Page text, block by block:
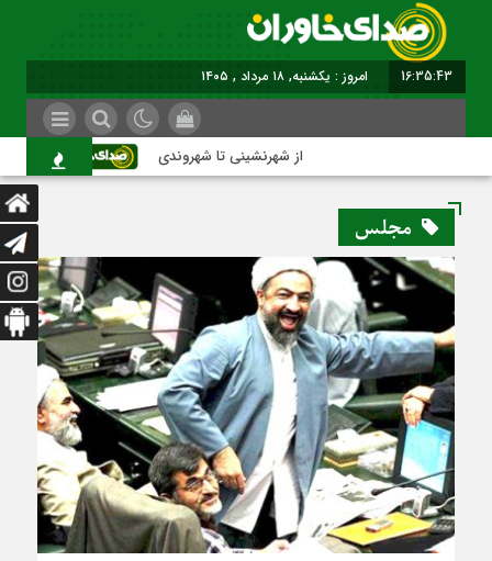
16:35:44 برابر با : Sunday - 9 August - 2026
از شهرنشینی تا شهروندی اصناف در
مجلس